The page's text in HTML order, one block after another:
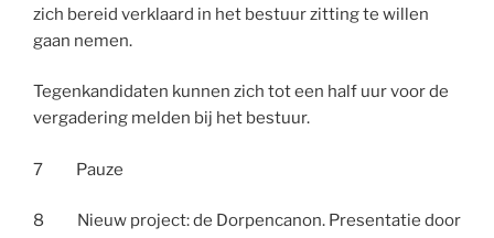
zich bereid verklaard in het bestuur zitting te willen
gaan nemen.
Tegenkandidaten kunnen zich tot een half uur voor de
vergadering melden bij het bestuur.
7 Pauze
8 Nieuw project: de Dorpencanon. Presentatie door